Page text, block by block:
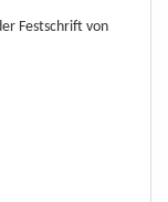
Festschrift von